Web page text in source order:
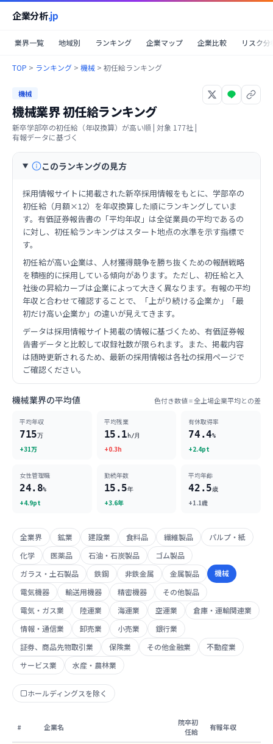
企業分析.jp
業界一覧 地域別 ランキング 企業マップ 企業比較 リスク分
TOP > ランキング > 機械 > 初任給ランキング
機械
機械業界初任給ランキング
新卒学部卒の初任給（年収換算）が高い順 | 対象 177社 |
有報データに基づく
このランキングの見方
採用情報サイトに掲載された新卒採用情報をもとに、学部卒の
初任給（月額×12）を年収換算した順にランキングしていま
す。有価証券報告書の「平均年収」は全従業員の平均であるの
に対し、初任給ランキングはスタート地点の水準を示す指標で
す。
初任給が高い企業は、人材獲得競争を勝ち抜くための報酬戦略
を積極的に採用している傾向があります。ただし、初任給と入
社後の昇給カーブは企業によって大きく異なります。有報の平均
年収と合わせて確認することで、「上がり続ける企業か」「最
初だけ高い企業か」の違いが見えてきます。
データは採用情報サイト掲載の情報に基づくため、有価証券報
告書データと比較して収録社数が限られます。また、掲載内容
は随時更新されるため、最新の採用情報は各社の採用ページで
ご確認ください。
機械業界の平均値 色付き数値 = 全上場企業平均との差
平均年収
715万
+31万
平均残業
15.1h/月
+0.3h
有休取得率
74.4%
+2.4pt
女性管理職
24.8%
+4.9pt
勤続年数
15.5年
+3.6年
平均年齢
42.5歳
+1.1歳
全業界 鉱業 建設業 食料品 繊維製品
パルプ・紙
化学
医薬品 石油・石炭製品
ゴム製品
ガラス・土石製品
鉄鋼 非鉄金属 金属製品
機械
電気機器
輸送用機器 精密機器
その他製品
電気・ガス業
陸運業 海運業 空運業
倉庫・運輸関連業
情報・通信業
卸売業 小売業
銀行業
証券、商品先物取引業
保険業 その他金融業
不動産業
サービス業
水産・農林業
ホールディングスを除く
# 企業名
院卒初
任給
有報年収